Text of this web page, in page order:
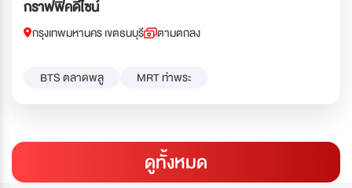
กราฟฟิคดีไซน์
กรุงเทพมหานคร เขตธนบุรี ตามตกลง
BTS ตลาดพลู MRT ท่าพระ
ดูทั้งหมด